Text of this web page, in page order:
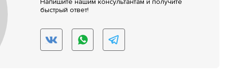
быстрый ответ!